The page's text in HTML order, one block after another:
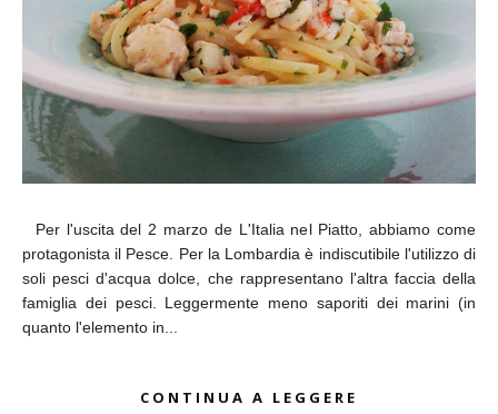
Per l'uscita del 2 marzo de L'Italia nel Piatto, abbiamo come
protagonista il Pesce. Per la Lombardia è indiscutibile l'utilizzo di
soli pesci d'acqua dolce, che rappresentano l'altra faccia della
famiglia dei pesci. Leggermente meno saporiti dei marini (in
quanto l'elemento in...
CONTINUA A LEGGERE